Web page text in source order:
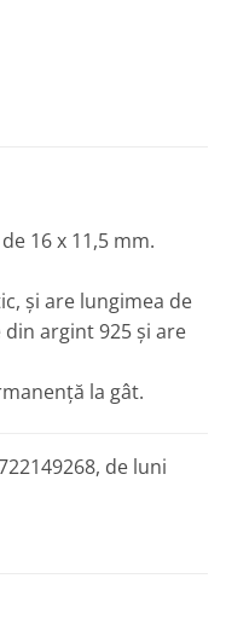
16 x 11,5 mm.
și are lungimea de
argint 925 și are
la gât.
de luni